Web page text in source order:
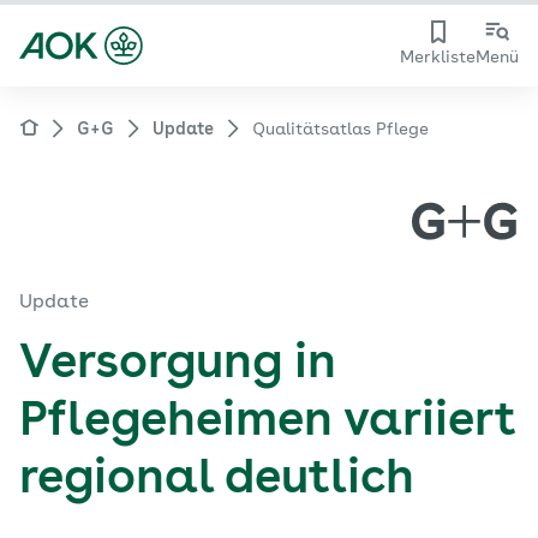
MerklisteMenü
G+G Update Qualitätsatlas Pflege
Update
Versorgung in
Pflegeheimen variiert
regional deutlich